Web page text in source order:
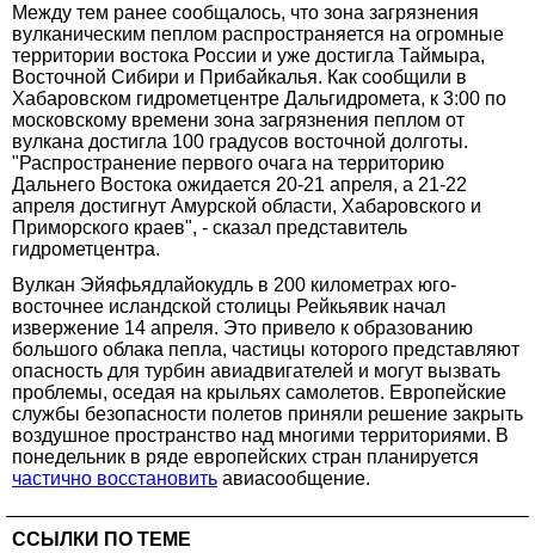
Между тем ранее сообщалось, что зона загрязнения
вулканическим пеплом распространяется на огромные
территории востока России и уже достигла Таймыра,
Восточной Сибири и Прибайкалья. Как сообщили в
Хабаровском гидрометцентре Дальгидромета, к 3:00 по
московскому времени зона загрязнения пеплом от
вулкана достигла 100 градусов восточной долготы.
"Распространение первого очага на территорию
Дальнего Востока ожидается 20-21 апреля, а 21-22
апреля достигнут Амурской области, Хабаровского и
Приморского краев", - сказал представитель
гидрометцентра.
Вулкан Эйяфьядлайокудль в 200 километрах юго-
восточнее исландской столицы Рейкьявик начал
извержение 14 апреля. Это привело к образованию
большого облака пепла, частицы которого представляют
опасность для турбин авиадвигателей и могут вызвать
проблемы, оседая на крыльях самолетов. Европейские
службы безопасности полетов приняли решение закрыть
воздушное пространство над многими территориями. В
понедельник в ряде европейских стран планируется
частично восстановить авиасообщение.
ССЫЛКИ ПО ТЕМЕ